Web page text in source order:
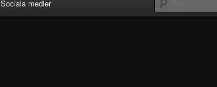
Sociala medier